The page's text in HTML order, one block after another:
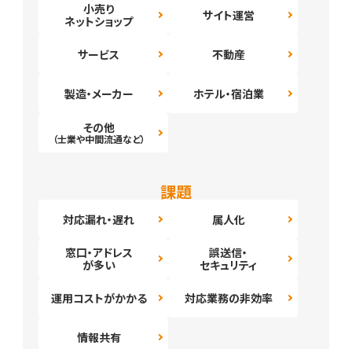
小売り
ネットショップ
サイト運営
サービス 不動産
製造・メーカー ホテル・宿泊業
その他
（士業や中間流通など）
課題
対応漏れ・遅れ 属人化
窓口・アドレス
が多い
誤送信・
セキュリティ
運用コストがかかる 対応業務の非効率
情報共有